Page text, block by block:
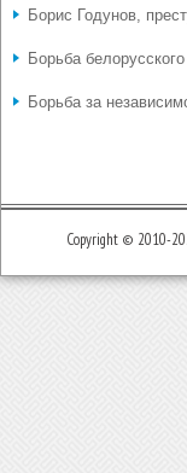
Борис Годунов,
Борьба
Борьба за
Copyright © 2010-